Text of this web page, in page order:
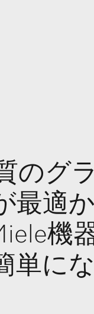
のグ
最適
機
単に